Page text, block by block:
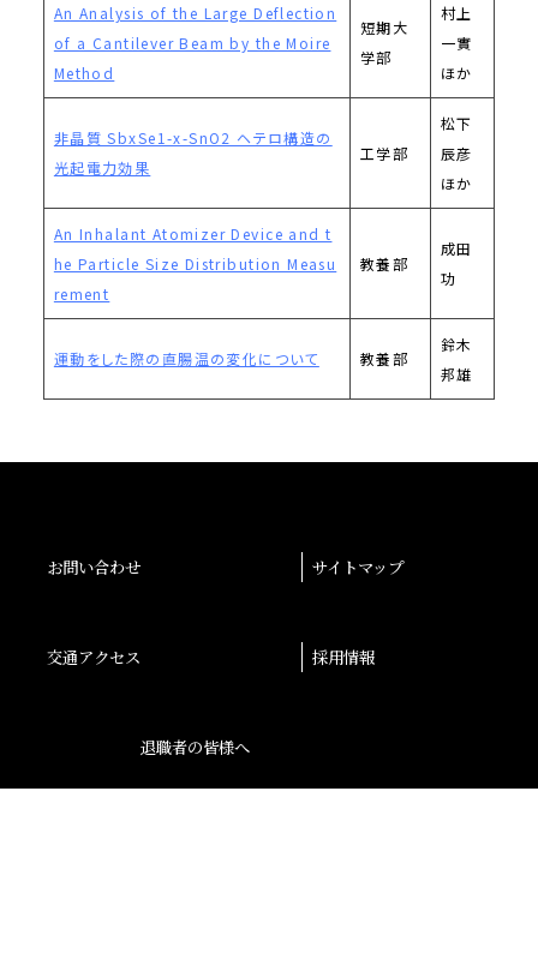
An Analysis of the Large Deflection
of a Cantilever Beam by the Moire
Method
短期大
学部
村上
一實
ほか
非晶質 SbxSe1-x-SnO2 ヘテロ構造の
光起電力効果
工学部
松下
辰彦
ほか
An Inhalant Atomizer Device and t
he Particle Size Distribution Measu
rement
教養部
成田
功
運動をした際の直腸温の変化について 教養部
鈴木
邦雄
お問い合わせ サイトマップ
交通アクセス 採用情報
退職者の皆様へ